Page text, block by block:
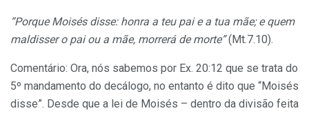
“Porque Moisés disse: honra a teu pai e a tua mãe; e quem
maldisser o pai ou a mãe, morrerá de morte”(Mt.7.10).
Comentário: Ora, nós sabemos por Ex. 20:12 que se trata do
5º mandamento do decálogo, no entanto é dito que “Moisés
disse”. Desde que a lei de Moisés – dentro da divisão feita